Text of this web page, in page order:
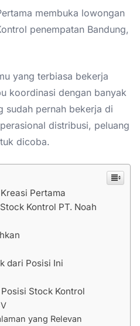
membuka lowongan
penempatan Bandung,
yang terbiasa bekerja
koordinasi dengan banyak
sudah pernah bekerja di
distribusi, peluang
dicoba.
Pertama
Kontrol PT. Noah
dari Posisi Ini
Stock Kontrol
yang Relevan